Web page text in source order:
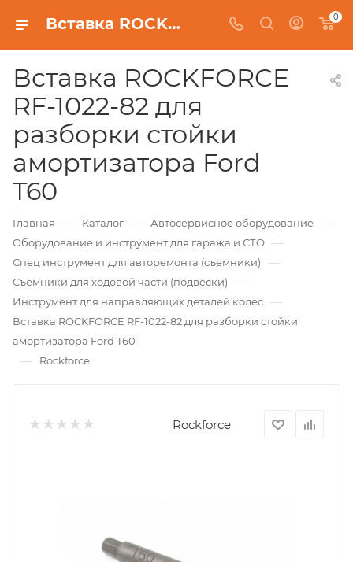
Вставка ROCKFORCE RF-1022-82 для разборки стойки амортизатора Ford T60 0
Вставка ROCKFORCE
RF-1022-82 для
разборки стойки
амортизатора Ford
T60
Главная — Каталог — Автосервисное оборудование —
Оборудование и инструмент для гаража и СТО —
Спец инструмент для авторемонта (съемники) —
Съемники для ходовой части (подвески) —
Инструмент для направляющих деталей колес —
Вставка ROCKFORCE RF-1022-82 для разборки стойки
амортизатора Ford T60
— Rockforce
Rockforce